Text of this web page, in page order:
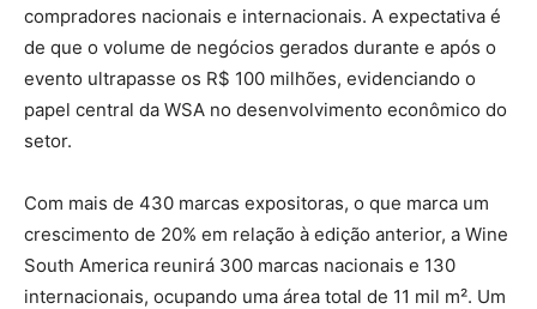
compradores nacionais e internacionais. A expectativa é
de que o volume de negócios gerados durante e após o
evento ultrapasse os R$ 100 milhões, evidenciando o
papel central da WSA no desenvolvimento econômico do
setor.
Com mais de 430 marcas expositoras, o que marca um
crescimento de 20% em relação à edição anterior, a Wine
South America reunirá 300 marcas nacionais e 130
internacionais, ocupando uma área total de 11 mil m². Um